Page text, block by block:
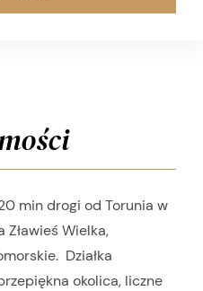
min drogi od Torunia w
Zławieś Wielka,
Działka
okolica, liczne